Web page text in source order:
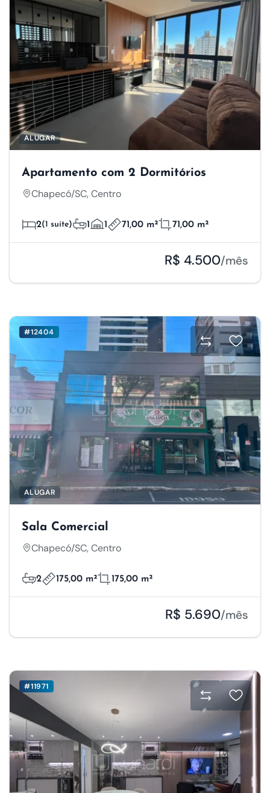
ALUGAR
Apartamento com 2 Dormitórios
Chapecó/SC, Centro
2(1 suíte) 1 1 71,00 m² 71,00 m²
R$ 4.500/mês
#12404
ALUGAR
Sala Comercial
Chapecó/SC, Centro
2 175,00 m² 175,00 m²
R$ 5.690/mês
#11971